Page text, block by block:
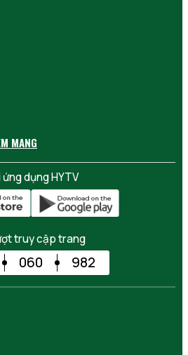
dụng HYTV
truy cập trang
060 982